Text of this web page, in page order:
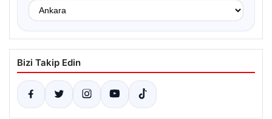
Bizi Takip Edin